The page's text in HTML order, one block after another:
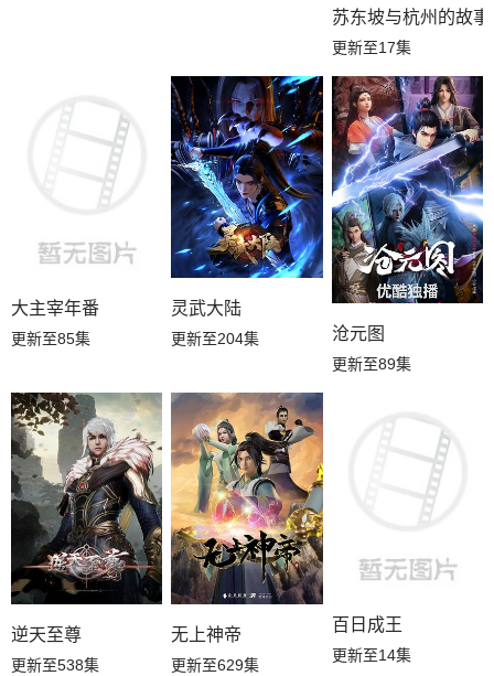
苏东坡与杭州的故事
更新至17集
大主宰年番
更新至85集
灵武大陆
更新至204集 沧元图
更新至89集
逆天至尊
更新至538集
无上神帝
更新至629集
百日成王
更新至14集